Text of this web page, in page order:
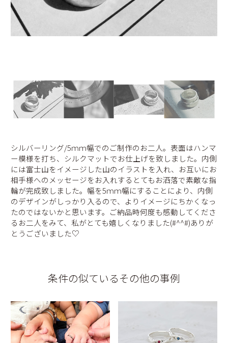
シルバーリング/5ｍｍ幅でのご制作のお二人。表面はハンマ
ー模様を打ち、シルクマットでお仕上げを致しました。内側
には富士山をイメージした山のイラストを入れ、お互いにお
相手様へのメッセージをお入れするとてもお洒落で素敵な指
輪が完成致しました。幅を5ｍｍ幅にすることにより、内側
のデザインがしっかり入るので、よりイメージにちかくなっ
たのではないかと思います。ご納品時何度も感動してくださ
るお二人をみて、私がとても嬉しくなりました(#^^#)ありが
とうございました♡
条件の似ているその他の事例